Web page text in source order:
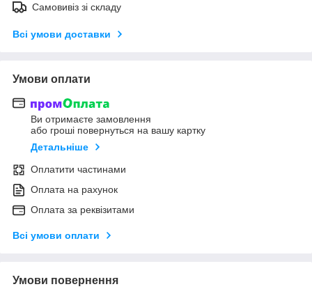
Самовивіз зі складу
Всі умови доставки
Умови оплати
Ви отримаєте замовлення
або гроші повернуться на вашу картку
Детальніше
Оплатити частинами
Оплата на рахунок
Оплата за реквізитами
Всі умови оплати
Умови повернення